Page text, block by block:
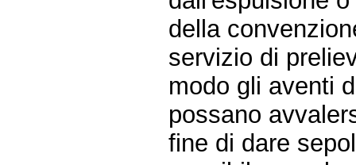
della
servizio di
modo gli aventi
possano
fine di dare